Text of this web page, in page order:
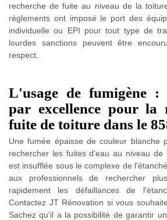
recherche de fuite au niveau de la
règlements ont imposé le port des
individuelle ou EPI pour tout type de
lourdes sanctions peuvent être
respect.
L'usage de fumigène :
par excellence pour la
fuite de toiture dans le
Une fumée épaisse de couleur blanche
rechercher les fuites d'eau au niveau de
est insufflée sous le complexe de
aux professionnels de rechercher
rapidement les défaillances de
Contactez JT Rénovation si vous
Sachez qu'il a la possibilité de garantir